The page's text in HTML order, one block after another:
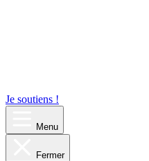
Je soutiens !
Menu
Fermer